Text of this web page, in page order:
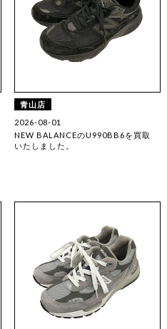
青山店
2026-08-01
NEW BALANCEのU990BB6を買取
いたしました。